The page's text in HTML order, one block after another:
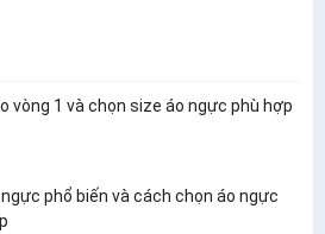
vòng 1 và chọn size áo ngực phù hợp
phổ biến và cách chọn áo ngực